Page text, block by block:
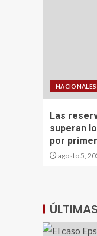
NACIONALES
Las
superan
por
agosto 5,